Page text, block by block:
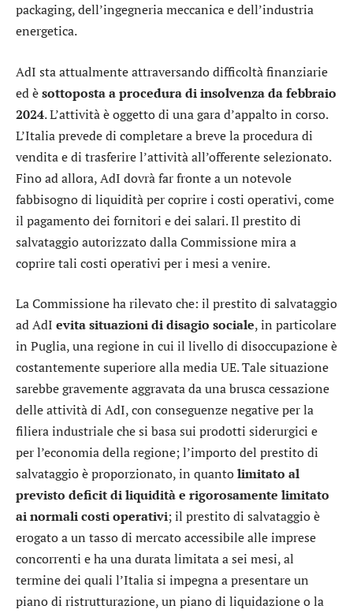
packaging, dell’ingegneria meccanica e dell’industria
energetica.
AdI sta attualmente attraversando difficoltà finanziarie
ed èsottoposta a procedura di insolvenza da febbraio
2024. L’attività è oggetto di una gara d’appalto in corso.
L’Italia prevede di completare a breve la procedura di
vendita e di trasferire l’attività all’offerente selezionato.
Fino ad allora, AdI dovrà far fronte a un notevole
fabbisogno di liquidità per coprire i costi operativi, come
il pagamento dei fornitori e dei salari. Il prestito di
salvataggio autorizzato dalla Commissione mira a
coprire tali costi operativi per i mesi a venire.
La Commissione ha rilevato che: il prestito di salvataggio
ad AdI evita situazioni di disagio sociale, in particolare
in Puglia, una regione in cui il livello di disoccupazione è
costantemente superiore alla media UE. Tale situazione
sarebbe gravemente aggravata da una brusca cessazione
delle attività di AdI, con conseguenze negative per la
filiera industriale che si basa sui prodotti siderurgici e
per l’economia della regione; l’importo del prestito di
salvataggio è proporzionato, in quantolimitato al
previsto deficit di liquidità e rigorosamente limitato
ai normali costi operativi; il prestito di salvataggio è
erogato a un tasso di mercato accessibile alle imprese
concorrenti e ha una durata limitata a sei mesi, al
termine dei quali l’Italia si impegna a presentare un
piano di ristrutturazione, un piano di liquidazione o la